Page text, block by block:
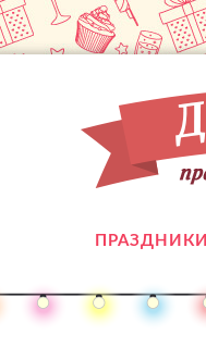
ПРАЗДНИКИ